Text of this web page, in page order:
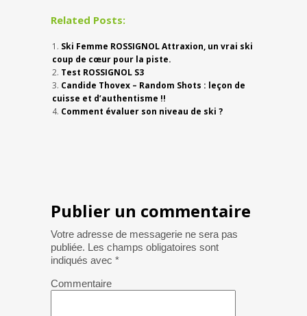
Related Posts:
Ski Femme ROSSIGNOL Attraxion, un vrai ski
coup de cœur pour la piste.
Test ROSSIGNOL S3
Candide Thovex – Random Shots : leçon de
cuisse et d’authentisme !!
Comment évaluer son niveau de ski ?
Publier un commentaire
Votre adresse de messagerie ne sera pas
publiée. Les champs obligatoires sont
indiqués avec *
Commentaire